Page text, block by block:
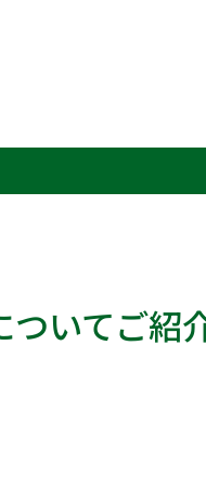
いてご紹